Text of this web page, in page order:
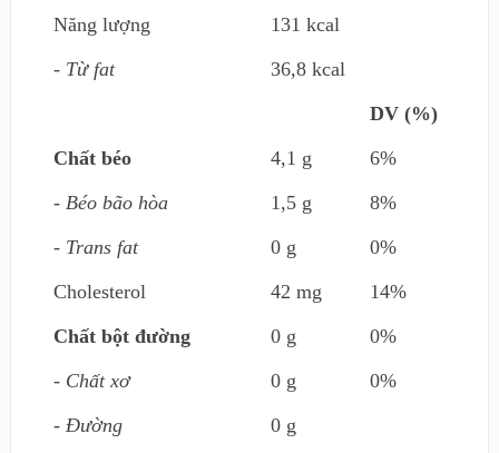
Năng lượng
131 kcal
- Từ fat
36,8 kcal
DV (%)
Chất béo
4,1 g
6%
- Béo bão hòa
1,5 g
8%
- Trans fat
0 g
0%
Cholesterol
42 mg
14%
Chất bột đường
0 g
0%
- Chất xơ
0 g
0%
- Đường
0 g